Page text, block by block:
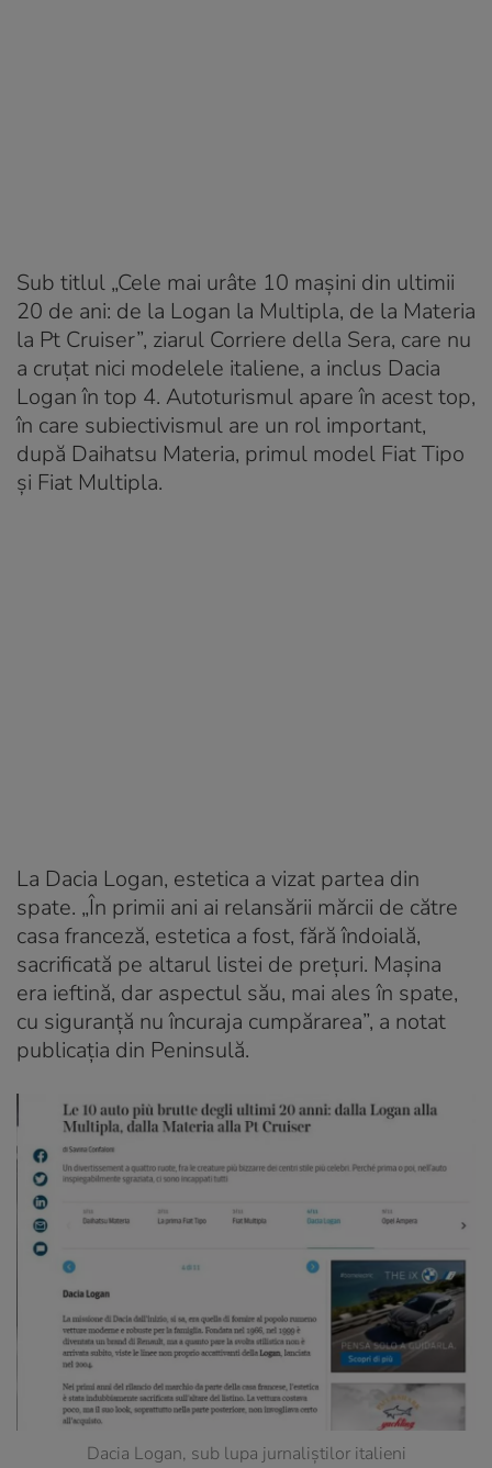
Sub titlul „Cele mai urâte 10 maşini din ultimii
20 de ani: de la Logan la Multipla, de la Materia
la Pt Cruiser”, ziarul Corriere della Sera, care nu
a cruțat nici modelele italiene, a inclus Dacia
Logan în top 4. Autoturismul apare în acest top,
în care subiectivismul are un rol important,
după Daihatsu Materia, primul model Fiat Tipo
și Fiat Multipla.
La Dacia Logan, estetica a vizat partea din
spate. „În primii ani ai relansării mărcii de către
casa franceză, estetica a fost, fără îndoială,
sacrificată pe altarul listei de preţuri. Maşina
era ieftină, dar aspectul său, mai ales în spate,
cu siguranţă nu încuraja cumpărarea”, a notat
publicația din Peninsulă.
Dacia Logan, sub lupa jurnaliștilor italieni